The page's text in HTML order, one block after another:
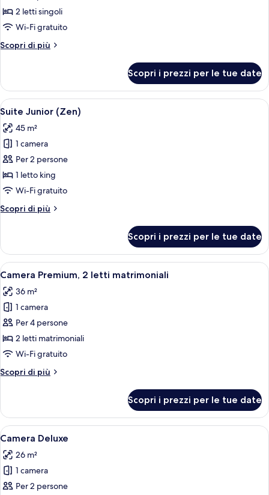
foto
per
Premium
Room
2 letti singoli
Wi-Fi gratuito
Scopri di più
Altri
Twin
Skyline
Room
Scopri i prezzi per le tue date
Apri
tutte
le
foto
per
Suite
Junior
Una camera d'albergo con un letto,
8
Suite Junior (Zen)
45 m²
1 camera
Per 2 persone
1 letto king
Wi-Fi gratuito
Scopri di più
Altri
Junior
(Zen)
Scopri i prezzi per le tue date
Apri
tutte
le
foto
per
Camera
Premium,
letti
Una camera d'albergo moderna con
7
Camera Premium, 2 letti matrimoniali
36 m²
1 camera
Per 4 persone
2 letti matrimoniali
Wi-Fi gratuito
Scopri di più
Altri
Premium,
letti
Scopri i prezzi per le tue date
Apri
tutte
le
foto
per
Una camera da letto moderna con
6
Camera Deluxe
26 m²
1 camera
Per 2 persone